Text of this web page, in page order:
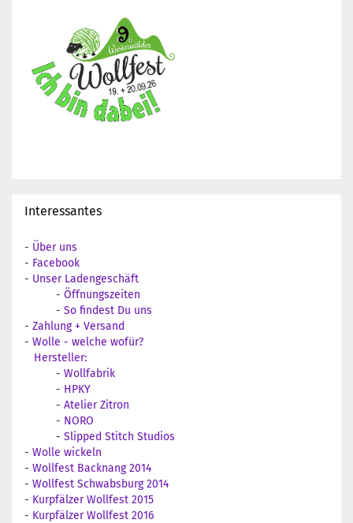
Interessantes
- Über uns
- Facebook
- Unser Ladengeschäft
- Öffnungszeiten
- So findest Du uns
- Zahlung + Versand
- Wolle - welche wofür?
Hersteller:
- Wollfabrik
- HPKY
- Atelier Zitron
- NORO
- Slipped Stitch Studios
- Wolle wickeln
- Wollfest Backnang 2014
- Wollfest Schwabsburg 2014
- Kurpfälzer Wollfest 2015
- Kurpfälzer Wollfest 2016